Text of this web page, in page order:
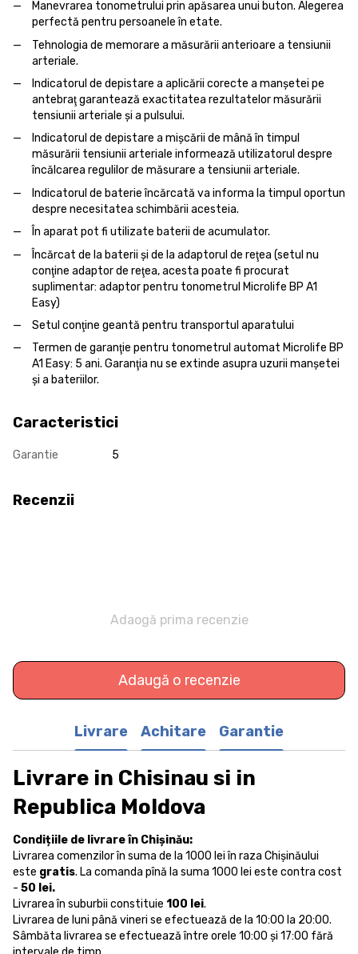
Manevrarea tonometrului prin apăsarea unui buton. Alegerea
perfectă pentru persoanele în etate.
Tehnologia de memorare a măsurării anterioare a tensiunii
arteriale.
Indicatorul de depistare a aplicării corecte a manşetei pe
antebraţ garantează exactitatea rezultatelor măsurării
tensiunii arteriale şi a pulsului.
Indicatorul de depistare a mişcării de mână în timpul
măsurării tensiunii arteriale informează utilizatorul despre
încălcarea regulilor de măsurare a tensiunii arteriale.
Indicatorul de baterie încărcată va informa la timpul oportun
despre necesitatea schimbării acesteia.
În aparat pot fi utilizate baterii de acumulator.
Încărcat de la baterii şi de la adaptorul de reţea (setul nu
conţine adaptor de reţea, acesta poate fi procurat
suplimentar: adaptor pentru tonometrul Microlife BP A1
Easy)
Setul conţine geantă pentru transportul aparatului
Termen de garanţie pentru tonometrul automat Microlife BP
A1 Easy: 5 ani. Garanţia nu se extinde asupra uzurii manşetei
şi a bateriilor.
Caracteristici
Garantie 5
Recenzii
Adaogă prima recenzie
Adaugă o recenzie
Livrare Achitare Garantie
Livrare in Chisinau si in
Republica Moldova
Condițiile de livrare în Chișinău:
Livrarea comenzilor în suma de la 1000 lei în raza Chișinăului
este gratis. La comanda pînă la suma 1000 lei este contra cost
- 50 lei.
Livrarea în suburbii constituie 100 lei.
Livrarea de luni până vineri se efectuează de la 10:00 la 20:00.
Sâmbăta livrarea se efectuează între orele 10:00 și 17:00 fără